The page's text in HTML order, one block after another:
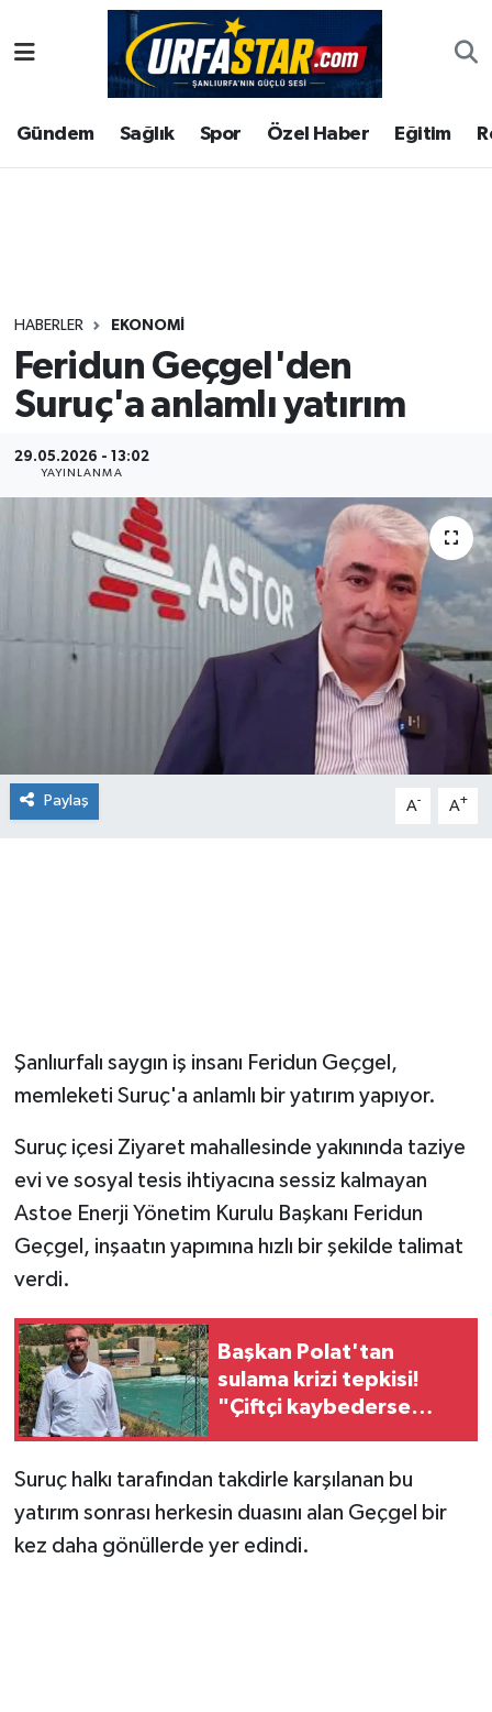
Gündem Sağlık Spor Özel Haber Eğitim
HABERLER EKONOMI
Feridun Geçgel'den
Suruç'a anlamlı yatırım
29.05.2026 - 13:02
YAYINLANMA
Paylaş A- A+
Şanlıurfalı saygın iş insanı Feridun Geçgel,
memleketi Suruç'a anlamlı bir yatırım yapıyor.
Suruç içesi Ziyaret mahallesinde yakınında taziye
evi ve sosyal tesis ihtiyacına sessiz kalmayan
Astoe Enerji Yönetim Kurulu Başkanı Feridun
Geçgel, inşaatın yapımına hızlı bir şekilde talimat
verdi.
Başkan Polat'tan
sulama krizi tepkisi!
"Çiftçi kaybederse
Suruç halkı tarafından takdirle karşılanan bu
yatırım sonrası herkesin duasını alan Geçgel bir
kez daha gönüllerde yer edindi.
ASAYİS
ÇEVRE
Gündem
Kültür
Magazin
Şanlıurfa Nöbetçi Eczaneler
Şanlıurfa Hava Durumu
Tüm Manşetler
Son Dakika Haberleri
Haber Arşivi